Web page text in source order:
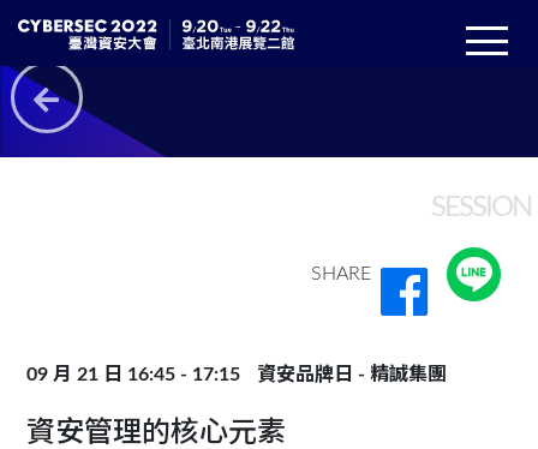
SESSION
SHARE
09 月 21 日 16:45 - 17:15 資安品牌日 - 精誠集團
資安管理的核心元素